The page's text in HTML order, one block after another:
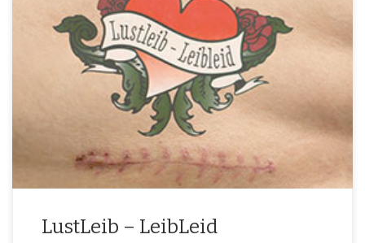
22. November – 16. Dezember 2012
LustLeib – LeibLeid